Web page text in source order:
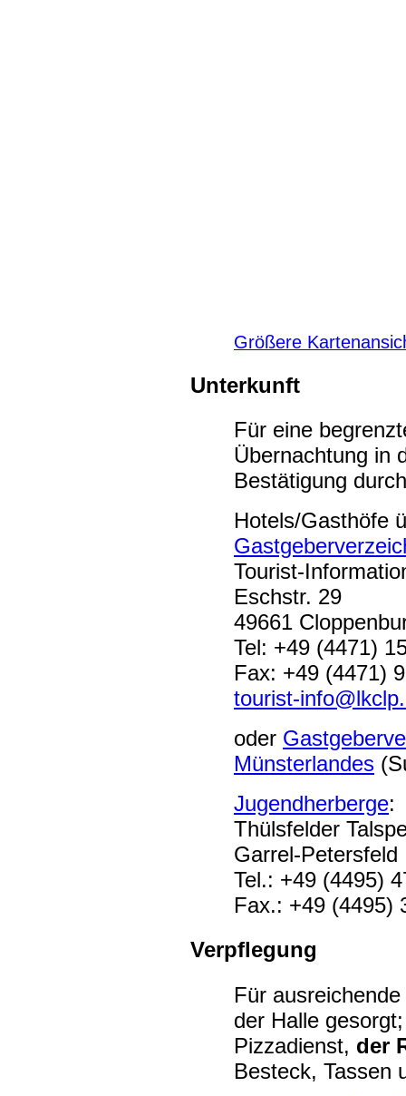
Größere
Unterkunft
Für eine
Übernachtung in
Bestätigung
Hotels/Gasthöfe
Tourist-
Eschstr. 29
49661
Tel: +49 (4471)
Fax: +49 (4471)
tourist-
oder
Münsterlandes
Jugendherberge:
Thülsfelder
Garrel-Petersfeld
Tel.: +49 (4495)
Fax.: +49 (4495)
Verpflegung
Für
der Halle
Pizzadienst, der
Besteck, Tassen